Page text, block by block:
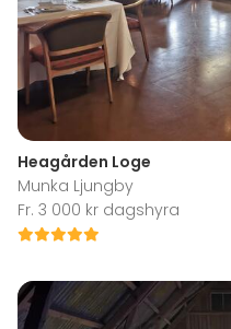
Heagården Loge
Munka Ljungby
Fr. 3 000 kr dagshyra